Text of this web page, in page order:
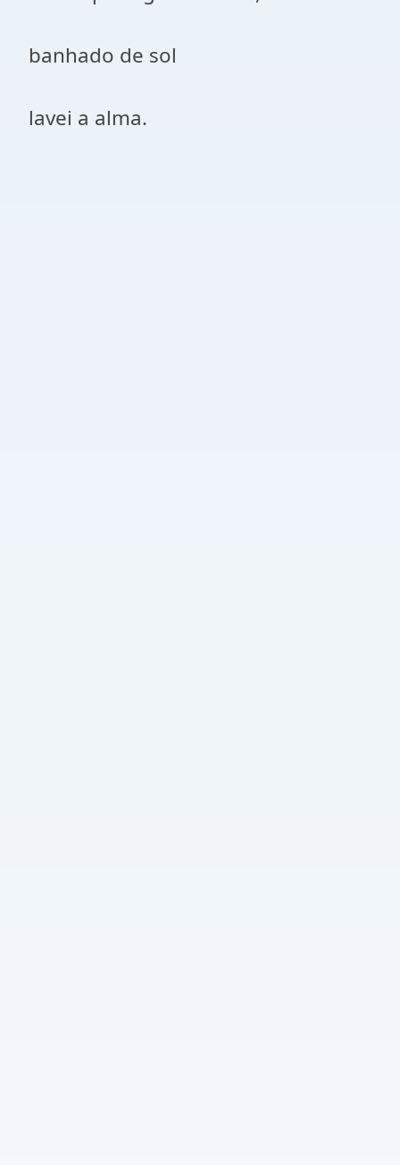
banhado de sol
lavei a alma.